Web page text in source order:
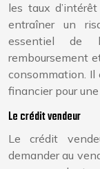
les taux
entraîner un
essentiel de
remboursement
consommation.
financier pour
Le crédit vendeur
Le crédit
demander au